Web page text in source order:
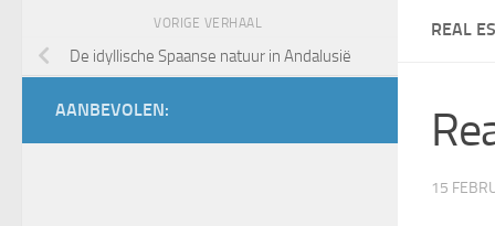
REAL
15
VORIGE VERHAAL
De idyllische Spaanse natuur in Andalusië
AANBEVOLEN: